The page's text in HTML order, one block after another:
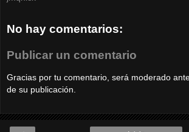
No hay comentarios:
Publicar un comentario
Gracias por tu comentario, será moderado
de su publicación.